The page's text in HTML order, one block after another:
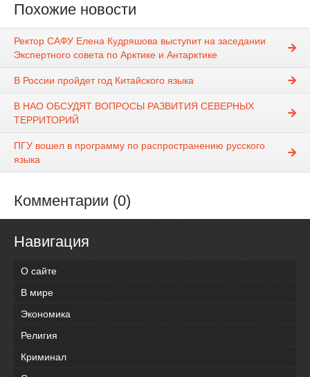
Похожие новости
Ректор САФУ Елена Кудряшова выступит на заседании
Экспертного совета по Арктике и Антарктике
В России пройдет год Китайского языка
В НАО ОБСУДЯТ ВОПРОСЫ РАЗВИТИЯ СЕВЕРНЫХ
ТЕРРИТОРИЙ
ПГУ вошел в программу по распространению русского
языка
Комментарии (0)
Навигация
О сайте
В мире
Экономика
Религия
Криминал